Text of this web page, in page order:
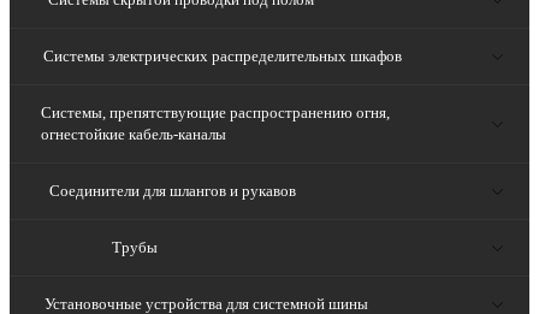
Системы электрических распределительных шкафов
Системы, препятствующие распространению огня,
огнестойкие кабель-каналы
Соединители для шлангов и рукавов
Трубы
Установочные устройства для системной шины